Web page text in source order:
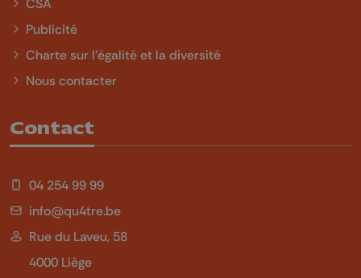
Publicité
Charte sur l'égalité et la diversité
Nous contacter
Contact
04 254 99 99
info@qu4tre.be
Rue du Laveu, 58
4000 Liège